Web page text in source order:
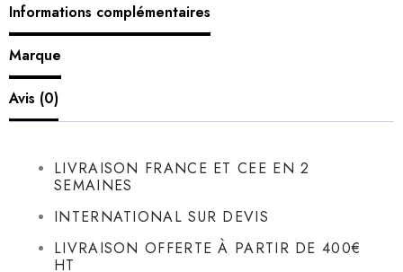
Informations complémentaires
Marque
Avis (0)
LIVRAISON FRANCE ET CEE EN 2
SEMAINES
INTERNATIONAL SUR DEVIS
LIVRAISON OFFERTE À PARTIR DE 400€
HT